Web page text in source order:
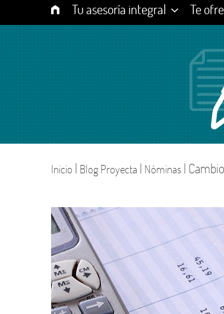
Tu asesoría integral
Quiénes somos
Únete a nosotros
Te
Inicio | Blog Proyecta | Nóminas|